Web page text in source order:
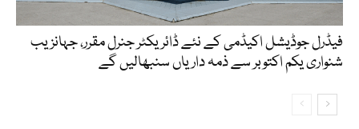
فیڈرل جوڈیشل اکیڈمی کے نئے ڈائریکٹر جنرل مقرر، جہانزیب
شنواری یکم اکتوبر سے ذمہ داریاں سنبھالیں گے